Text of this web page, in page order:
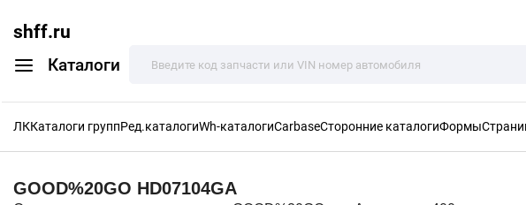
shff.ru
Каталоги
ЛККаталоги группРед.каталогиWh-каталогиCarbaseСторонние каталогиФормы
GOOD%20GO HD07104GA